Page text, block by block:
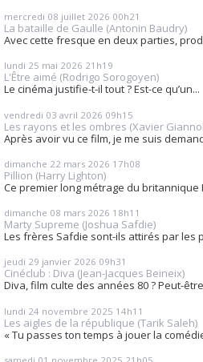
mercredi 08 juillet 2026 00h21
La bataille de Gaulle (Antonin Baudry)
Avec cette fresque en deux parties,
lundi 25 mai 2026 21h19
L'Être aimé (Rodrigo Sorogoyen)
Le cinéma justifie-t-il tout ? Est-ce qu’un...
vendredi 03 avril 2026 09h15
Les rayons et les ombres (Xavier
Après avoir vu ce film, je me suis
dimanche 22 mars 2026 17h08
Pillion (Harry Lighton)
Ce premier long métrage du britannique
dimanche 08 mars 2026 18h11
Marty Supreme (Joshua Safdie)
Les frères Safdie sont-ils attirés par les
jeudi 29 janvier 2026 09h31
Cinéclub : Diva (Jean-Jacques Beineix)
Diva, film culte des années 80 ? Peut-
lundi 24 novembre 2025 14h11
Les aigles de la république (Tarik Saleh)
« Tu passes ton temps à jouer la